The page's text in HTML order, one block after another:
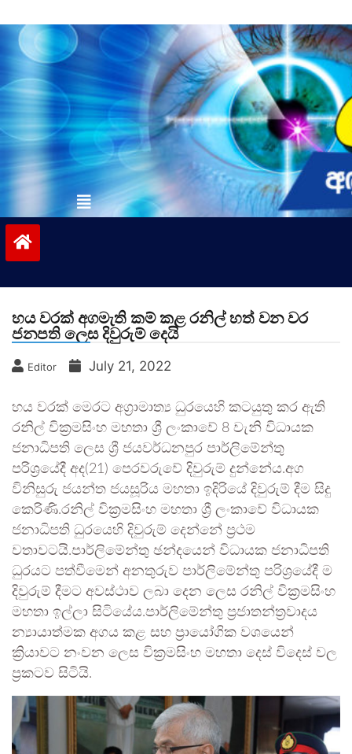
to
contentvinivida.lk
හය වරක් අගමැති කම් කළ රනිල් හත් වන වර
ජනපති ලෙස දිවුරුම් දෙයි
Editor July 21, 2022
හය වරක් මෙරට අග්‍රාමාත්‍ය ධුරයෙහි කටයුතු කර ඇති
රනිල් වික්‍රමසිංහ මහතා ශ්‍රී ලංකාවේ 8 වැනි විධායක
ජනාධිපති ලෙස ශ්‍රී ජයවර්ධනපුර පාර්ලිමේන්තු
පරිශ්‍රයේදී අද(21) පෙරවරුවේ දිවුරුම් දුන්නේය.අග
විනිසුරු ජයන්ත ජයසූරිය මහතා ඉදිරියේ දිවුරුම් දීම සිදු
කෙරිණි.රනිල් වික්‍රමසිංහ මහතා ශ්‍රී ලංකාවේ විධායක
ජනාධිපති ධුරයෙහි දිවුරුම් දෙන්නේ ප්‍රථම
වතාවටයි.පාර්ලිමේන්තු ඡන්දයෙන් විධායක ජනාධිපති
ධුරයට පත්වීමෙන් අනතුරුව පාර්ලිමේන්තු පරිශ්‍රයේදී ම
දිවුරුම් දීමට අවස්ථාව ලබා දෙන ලෙස රනිල් වික්‍රමසිංහ
මහතා ඉල්ලා සිටියේය.පාර්ලිමේන්තු ප්‍රජාතන්ත්‍රවාදය
න්‍යායාත්මක අගය කළ සහ ප්‍රායෝගික වශයෙන්
ක්‍රියාවට නංවන ලෙස වික්‍රමසිංහ මහතා දෙස් විදෙස් වල
ප්‍රකටව සිටියි.